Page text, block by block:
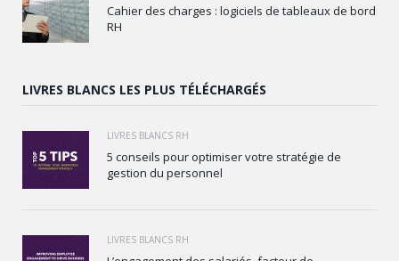
Cahier des charges : logiciels de tableaux de bord
RH
LIVRES BLANCS LES PLUS TÉLÉCHARGÉS
LIVRES BLANCS RH
5 conseils pour optimiser votre stratégie de
gestion du personnel
LIVRES BLANCS RH